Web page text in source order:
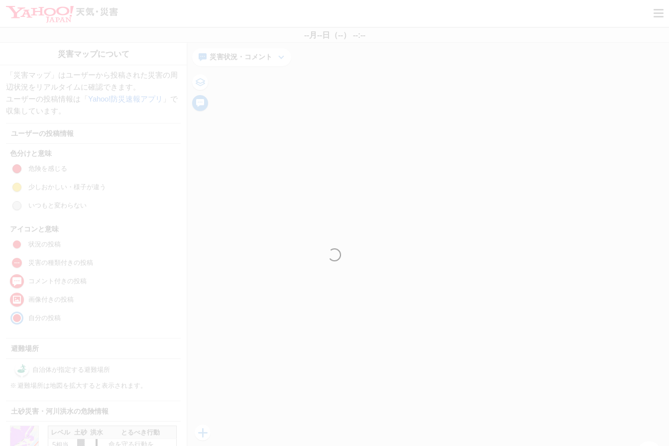
--月--日（--） --:--
災害状況・コメント
「災害マップ」はユーザーから投稿された災害の周
辺状況をリアルタイムに確認できます。
ユーザーの投稿情報は「 Yahoo!防災速報アプリ
」で
収集しています。
ユーザーの投稿情報
色分けと意味
危険を感じる
少しおかしい・様子が違う
いつもと変わらない
アイコンと意味
状況の投稿
災害の種類付きの投稿
コメント付きの投稿
画像付きの投稿
自分の投稿
避難場所
自治体が指定する避難場所
※ 避難場所は地図を拡大すると表示されます。
土砂災害・河川洪水の危険情報
レベル 土砂 洪水
とるべき行動
命を守る行動を